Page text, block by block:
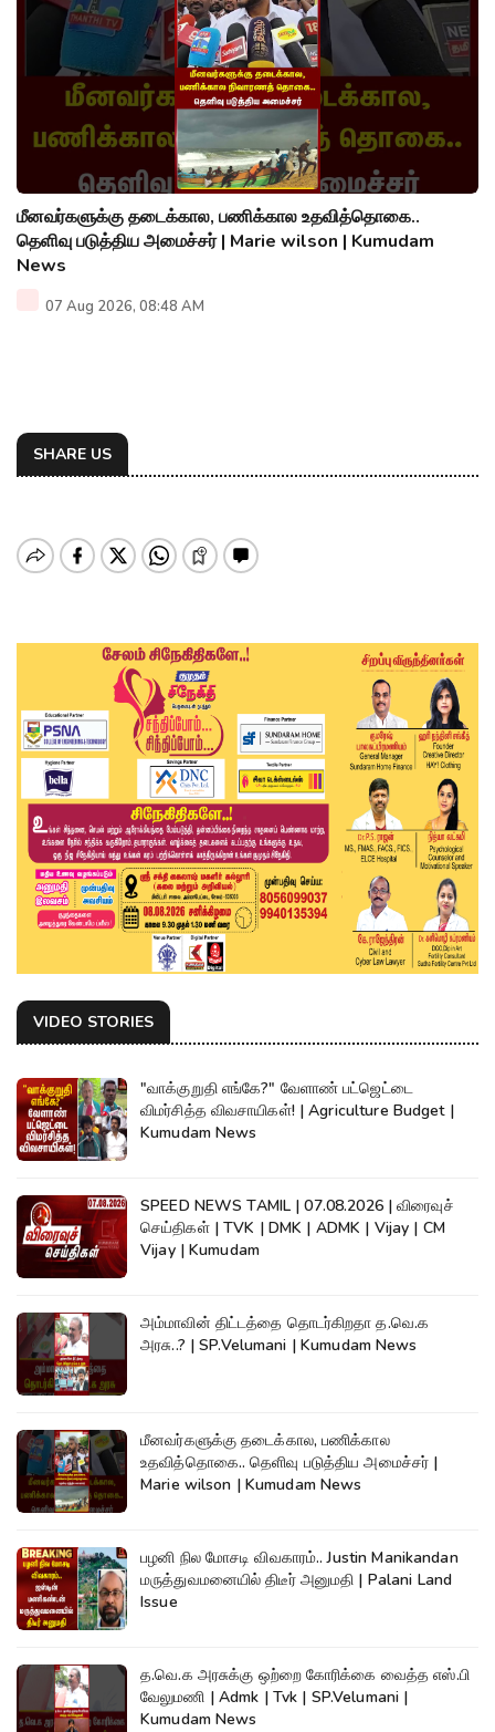
மீனவர்களுக்கு தடைக்கால, பணிக்கால உதவித்தொகை..
தெளிவு படுத்திய அமைச்சர் | Marie wilson | Kumudam
News
07 Aug 2026, 08:48 AM
SHARE US
VIDEO STORIES
"வாக்குறுதி எங்கே?" வேளாண் பட்ஜெட்டை
விமர்சித்த விவசாயிகள்! | Agriculture Budget |
Kumudam News
SPEED NEWS TAMIL | 07.08.2026 | விரைவுச்
செய்திகள் | TVK | DMK | ADMK | Vijay | CM
Vijay | Kumudam
அம்மாவின் திட்டத்தை தொடர்கிறதா த.வெ.க
அரசு..? | SP.Velumani | Kumudam News
மீனவர்களுக்கு தடைக்கால, பணிக்கால
உதவித்தொகை.. தெளிவு படுத்திய அமைச்சர் |
Marie wilson | Kumudam News
பழனி நில மோசடி விவகாரம்.. Justin Manikandan
மருத்துவமனையில் திடீர் அனுமதி | Palani Land
Issue
த.வெ.க அரசுக்கு ஒற்றை கோரிக்கை வைத்த எஸ்.பி
வேலுமணி | Admk | Tvk | SP.Velumani |
Kumudam News